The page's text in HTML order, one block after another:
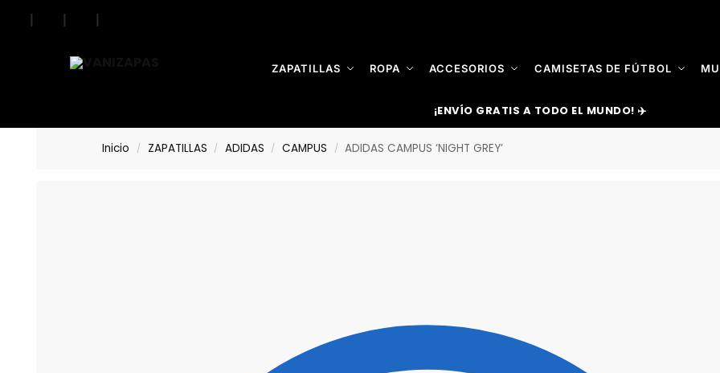
| | |
ZAPATILLAS ROPA ACCESORIOS CAMISETAS DE FÚTBOL
Search
¡ENVÍO GRATIS A TODO EL MUNDO! ✈️
Inicio / ZAPATILLAS / ADIDAS / CAMPUS / ADIDAS CAMPUS ‘NIGHT GREY’